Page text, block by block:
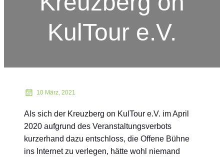
KulTour e.V.
10 März, 2021
Als sich der Kreuzberg on KulTour e.V. im April
2020 aufgrund des Veranstaltungsverbots
kurzerhand dazu entschloss, die Offene Bühne
ins Internet zu verlegen, hätte wohl niemand